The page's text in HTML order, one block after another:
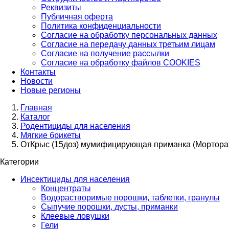
Реквизиты
Публичная оферта
Политика конфиденциальности
Согласие на обработку персональных данных
Согласие на передачу данных третьим лицам
Согласие на получение рассылки
Согласие на обработку файлов COOKIES
Контакты
Новости
Новые регионы
Главная
Каталог
Родентициды для населения
Мягкие брикеты
ОтКрыс (15доз) мумифицирующая приманка
Категории
Инсектициды для населения
Концентраты
Водорастворимые порошки, таблетки, гранулы
Сыпучие порошки, дусты, приманки
Клеевые ловушки
Гели